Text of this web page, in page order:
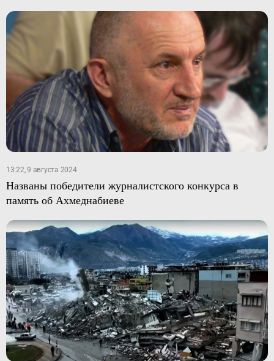
13:22, 9 августа 2024
Названы победители журналистского конкурса в
память об Ахмеднабиеве